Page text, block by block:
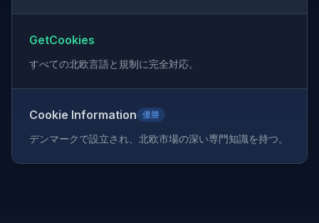
GetCookies
すべての北欧言語と規制に完全対応。
Cookie Information 優勝
デンマークで設立され、北欧市場の深い専門知識を持つ。